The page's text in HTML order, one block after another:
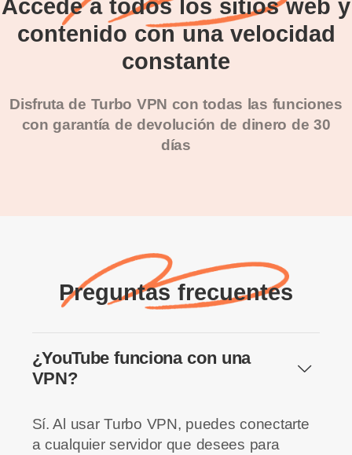
Accede a todos los sitios web y
contenido con una velocidad
constante
Disfruta de Turbo VPN con todas las funciones
con garantía de devolución de dinero de 30
días
Preguntas frecuentes
¿YouTube funciona con una
VPN?
Sí. Al usar Turbo VPN, puedes conectarte
a cualquier servidor que desees para